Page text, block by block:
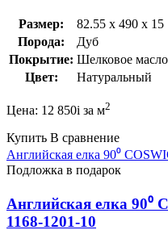
Размер:
82.55 x 490 x 15
Порода:
Дуб
Покрытие: Шелковое масло
Цвет:
Натуральный
Цена: 12 850i за м2
Купить В сравнение
Английская елка 90⁰
Подложка в подарок
Английская елка 90⁰
1168-1201-10